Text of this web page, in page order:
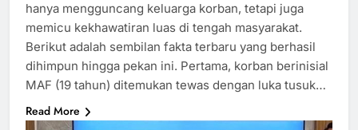
hanya mengguncang keluarga korban, tetapi juga
memicu kekhawatiran luas di tengah masyarakat.
Berikut adalah sembilan fakta terbaru yang berhasil
dihimpun hingga pekan ini. Pertama, korban berinisial
MAF (19 tahun) ditemukan tewas dengan luka tusuk…
Read More